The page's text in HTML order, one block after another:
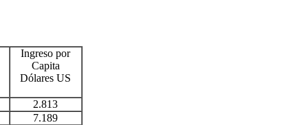
Ingreso por
Capita
Dólares US
2.813
7.189